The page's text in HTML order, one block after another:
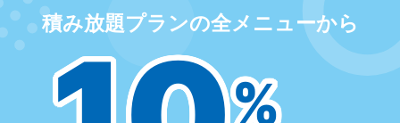
積み放題プランの全メニューから
%